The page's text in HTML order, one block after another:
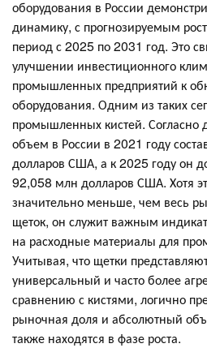
оборудования в России
динамику, с прогнозируемым
период с 2025 по 2031 год. Это
улучшении инвестиционного
промышленных предприятий к
оборудования. Одним из таких
промышленных кистей.
объем в России в 2021 году
долларов США, а к 2025 году он
92,058 млн долларов США. Хотя
значительно меньше, чем весь
щеток, он служит важным
на расходные материалы для
Учитывая, что щетки
универсальный и часто более
сравнению с кистями, логично
рыночная доля и абсолютный
также находятся в фазе роста.